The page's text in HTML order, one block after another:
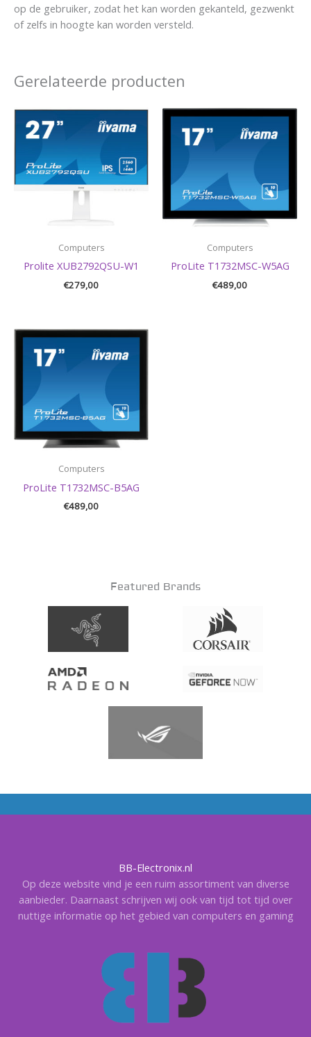
op de gebruiker, zodat het kan worden gekanteld, gezwenkt
of zelfs in hoogte kan worden versteld.
Gerelateerde producten
Computers
Prolite XUB2792QSU-W1
€279,00
Computers
ProLite T1732MSC-W5AG
€489,00
Computers
ProLite T1732MSC-B5AG
€489,00
Featured Brands
BB-Electronix.nl
Op deze website vind je een ruim assortiment van diverse
aanbieder. Daarnaast schrijven wij ook van tijd tot tijd over
nuttige informatie op het gebied van computers en gaming